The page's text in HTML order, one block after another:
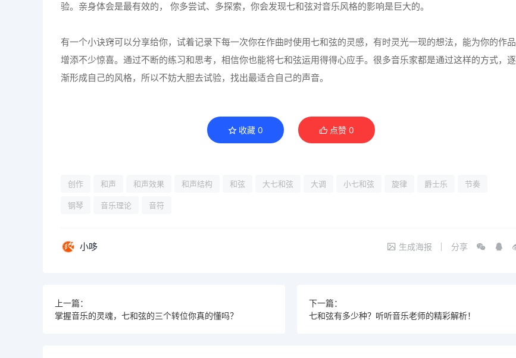
验。亲身体会是最有效的， 你多尝试、多探索，你会发现七和弦对音乐风格的影响是巨大的。
有一个小诀窍可以分享给你，试着记录下每一次你在作曲时使用七和弦的灵感，有时灵光一现的想法，能为你的作品
增添不少惊喜。通过不断的练习和思考，相信你也能将七和弦运用得得心应手。很多音乐家都是通过这样的方式，逐
渐形成自己的风格，所以不妨大胆去试验，找出最适合自己的声音。
收藏 0 点赞 0
创作 和声 和声效果 和声结构 和弦 大七和弦 大调 小七和弦 旋律 爵士乐 节奏
钢琴 音乐理论 音符
小哆 生成海报 分享
上一篇：
掌握音乐的灵魂，七和弦的三个转位你真的懂吗？
下一篇：
七和弦有多少种？听听音乐老师的精彩解析！